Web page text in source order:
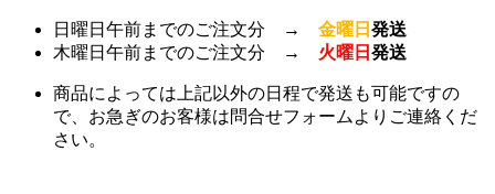
日曜日午前までのご注文分 → 金曜日 発送
木曜日午前までのご注文分 → 火曜日 発送
商品によっては上記以外の日程で発送も可能ですの
で、お急ぎのお客様は問合せフォームよりご連絡くだ
さい。